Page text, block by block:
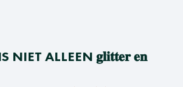
NIET ALLEEN 𝐠𝐥𝐢𝐭𝐭𝐞𝐫 𝐞𝐧